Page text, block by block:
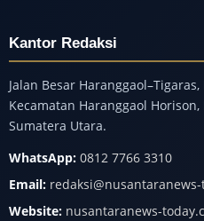
Kantor Redaksi
Jalan Besar
Kecamatan Haranggaol
Sumatera Utara.
WhatsApp: 0812 7766 3310
Email:
Website: nusantaranews-